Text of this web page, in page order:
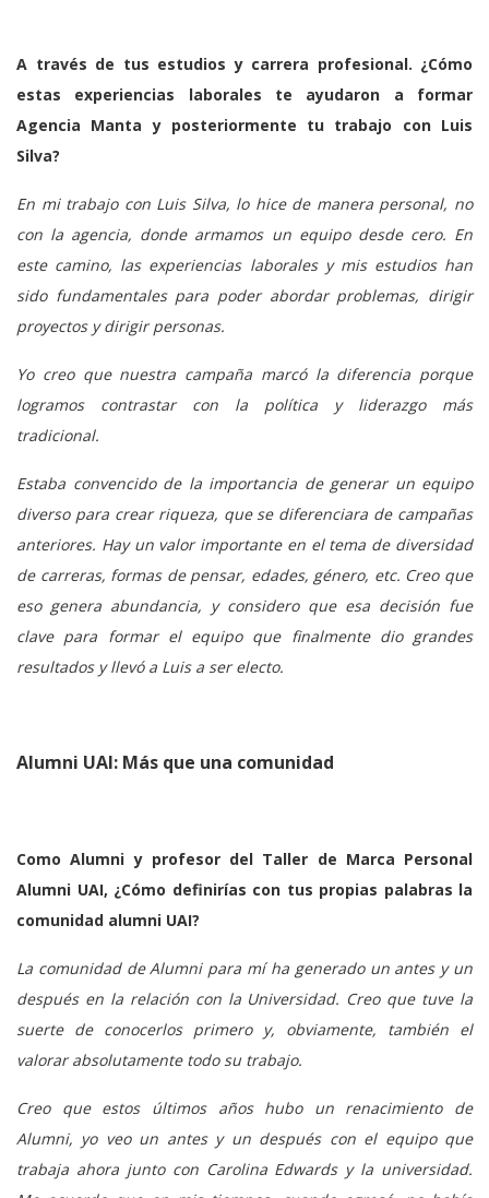
A través de tus estudios y carrera profesional. ¿Cómo
estas experiencias laborales te ayudaron a formar
Agencia Manta y posteriormente tu trabajo con Luis
Silva?
En mi trabajo con Luis Silva, lo hice de manera personal, no
con la agencia, donde armamos un equipo desde cero. En
este camino, las experiencias laborales y mis estudios han
sido fundamentales para poder abordar problemas, dirigir
proyectos y dirigir personas.
Yo creo que nuestra campaña marcó la diferencia porque
logramos contrastar con la política y liderazgo más
tradicional.
Estaba convencido de la importancia de generar un equipo
diverso para crear riqueza, que se diferenciara de campañas
anteriores. Hay un valor importante en el tema de diversidad
de carreras, formas de pensar, edades, género, etc. Creo que
eso genera abundancia, y considero que esa decisión fue
clave para formar el equipo que finalmente dio grandes
resultados y llevó a Luis a ser electo.
Alumni UAI: Más que una comunidad
Como Alumni y profesor del Taller de Marca Personal
Alumni UAI, ¿Cómo definirías con tus propias palabras la
comunidad alumni UAI?
La comunidad de Alumni para mí ha generado un antes y un
después en la relación con la Universidad. Creo que tuve la
suerte de conocerlos primero y, obviamente, también el
valorar absolutamente todo su trabajo.
Creo que estos últimos años hubo un renacimiento de
Alumni, yo veo un antes y un después con el equipo que
trabaja ahora junto con Carolina Edwards y la universidad.